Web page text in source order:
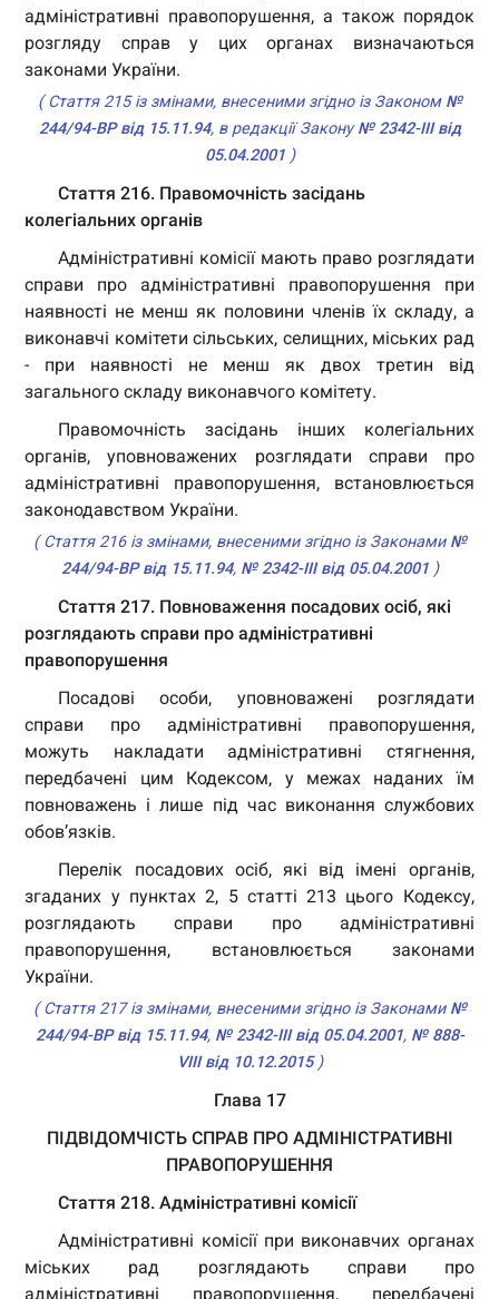
адміністративні правопорушення, а також порядок
розгляду справ у цих органах визначаються
законами України.
( Стаття 215 із змінами, внесеними згідно із Законом №
244/94-ВР від 15.11.94, в редакції Закону№ 2342-III від
05.04.2001)
Стаття 216. Правомочність засідань
колегіальних органів
Адміністративні комісії мають право розглядати
справи про адміністративні правопорушення при
наявності не менш як половини членів їх складу, а
виконавчі комітети сільських, селищних, міських рад
- при наявності не менш як двох третин від
загального складу виконавчого комітету.
Правомочність засідань інших колегіальних
органів, уповноважених розглядати справи про
адміністративні правопорушення, встановлюється
законодавством України.
( Стаття 216 із змінами, внесеними згідно із Законами №
244/94-ВР від 15.11.94, № 2342-III від 05.04.2001)
Стаття 217. Повноваження посадових осіб, які
розглядають справи про адміністративні
правопорушення
Посадові особи, уповноважені розглядати
справи про адміністративні правопорушення,
можуть накладати адміністративні стягнення,
передбачені цим Кодексом, у межах наданих їм
повноважень і лише під час виконання службових
обов’язків.
Перелік посадових осіб, які від імені органів,
згаданих у пунктах 2, 5 статті 213 цього Кодексу,
розглядають справи про адміністративні
правопорушення, встановлюється законами
України.
( Стаття 217 із змінами, внесеними згідно із Законами №
244/94-ВР від 15.11.94, № 2342-III від 05.04.2001, № 888-
VIII від 10.12.2015)
Глава 17
ПІДВІДОМЧІСТЬ СПРАВ ПРО АДМІНІСТРАТИВНІ
ПРАВОПОРУШЕННЯ
Стаття 218. Адміністративні комісії
Адміністративні комісії при виконавчих органах
міських рад розглядають справи про
адміністративні правопорушення, передбачені